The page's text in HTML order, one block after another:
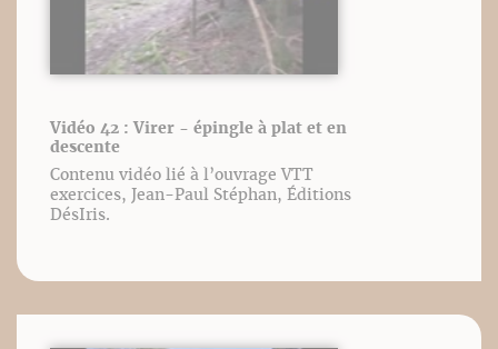
Vidéo 42 : Virer - épingle à plat et en
descente
Contenu vidéo lié à l’ouvrage VTT
exercices, Jean-Paul Stéphan, Éditions
DésIris.